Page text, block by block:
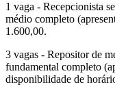
1 vaga - Recepcionista
médio completo
1.600,00.
3 vagas - Repositor de
fundamental completo
disponibilidade de